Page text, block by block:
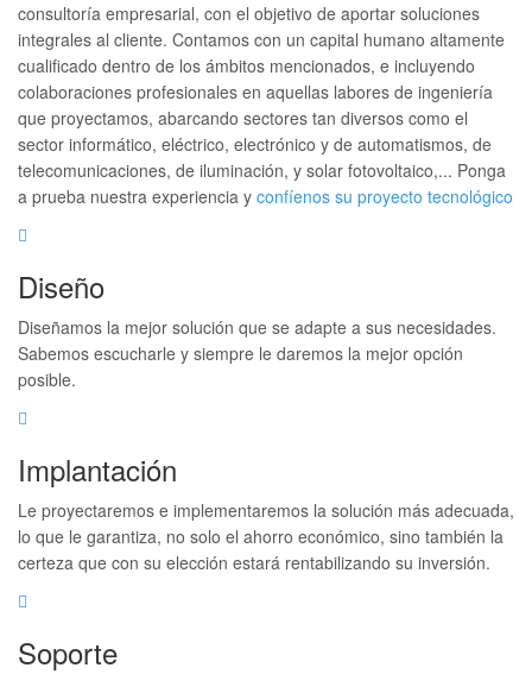
consultoría empresarial, con el objetivo de aportar soluciones
integrales al cliente. Contamos con un capital humano altamente
cualificado dentro de los ámbitos mencionados, e incluyendo
colaboraciones profesionales en aquellas labores de ingeniería
que proyectamos, abarcando sectores tan diversos como el
sector informático, eléctrico, electrónico y de automatismos, de
telecomunicaciones, de iluminación, y solar fotovoltaico,... Ponga
a prueba nuestra experiencia y confíenos su proyecto tecnológico
Diseño
Diseñamos la mejor solución que se adapte a sus necesidades.
Sabemos escucharle y siempre le daremos la mejor opción
posible.
Implantación
Le proyectaremos e implementaremos la solución más adecuada,
lo que le garantiza, no solo el ahorro económico, sino también la
certeza que con su elección estará rentabilizando su inversión.
Soporte